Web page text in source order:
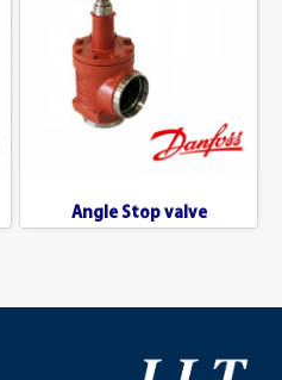
Angle Stop valve